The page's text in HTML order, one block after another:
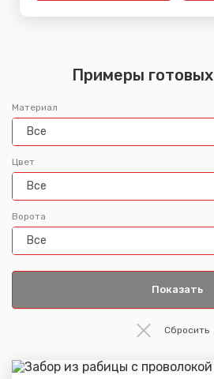
Примеры готовых
Материал
Все
Цвет
Все
Ворота
Все